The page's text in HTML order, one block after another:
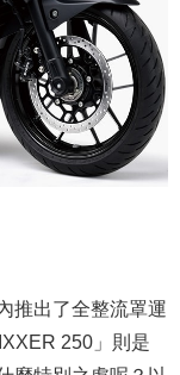
推出了全整流罩運
250」則是